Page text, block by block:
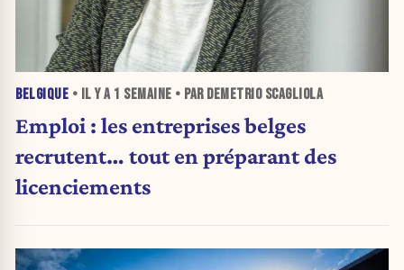
BELGIQUE • IL Y A 1 SEMAINE • PAR DEMETRIO SCAGLIOLA
Emploi : les entreprises belges
recrutent… tout en préparant des
licenciements